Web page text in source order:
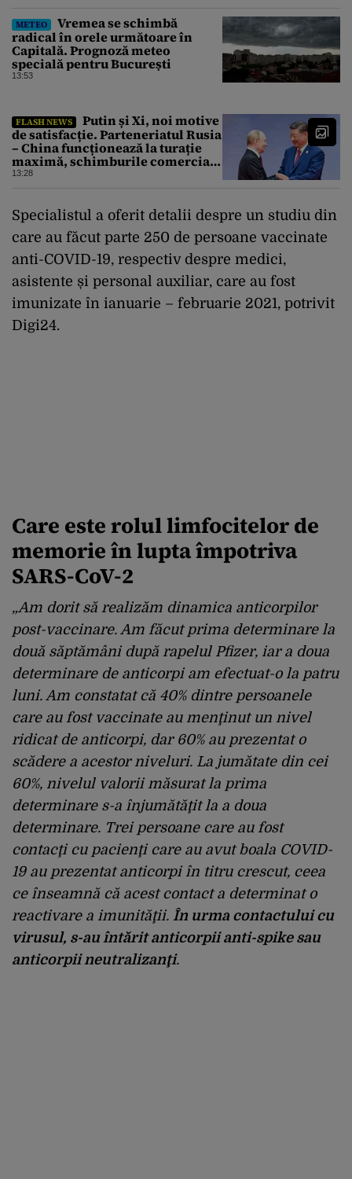
METEO
Vremea se schimbă
radical în orele următoare în
Capitală. Prognoză meteo
specială pentru București
13:53
FLASH NEWS
Putin și Xi, noi motive
de satisfacție. Parteneriatul Rusia
– China funcționează la turație
maximă, schimburile comerciale
ating niveluri record
13:28
Specialistul a oferit detalii despre un studiu din
care au făcut parte 250 de persoane vaccinate
anti-COVID-19, respectiv despre medici,
asistente și personal auxiliar, care au fost
imunizate în ianuarie – februarie 2021, potrivit
Digi24.
Care este rolul limfocitelor de
memorie în lupta împotriva
SARS-CoV-2
„Am doritsă realizăm dinamica anticorpilor
post-vaccinare. Am făcut prima determinare la
două săptămâni după rapelul Pfizer, iar a doua
determinare de anticorpi am efectuat-o la patru
luni. Am constatat că 40% dintre persoanele
care au fost vaccinate au menţinut un nivel
ridicat de anticorpi, dar 60% au prezentat o
scădere a acestor niveluri. La jumătate din cei
60%, nivelul valorii măsurat la prima
determinare s-a înjumătăţit la a doua
determinare. Trei persoane care au fost
contacţi cu pacienţi care au avut boala COVID-
19 au prezentat anticorpi în titru crescut, ceea
ce înseamnă că acest contact a determinat o
reactivare a imunităţii. În urma contactului cu
virusul, s-au întărit anticorpii anti-spike sau
anticorpii neutralizanţi.